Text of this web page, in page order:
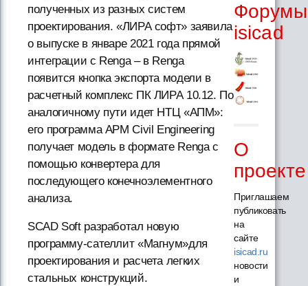
полученных из разных систем
проектирования. «ЛИРА софт» заявила
о выпуске в январе 2021 года прямой
интеграции с Renga – в Renga
появится кнопка экспорта модели в
расчетный комплекс ПК ЛИРА 10.12. По
аналогичному пути идет НТЦ «АПМ»:
его программа APM Civil Engineering
получает модель в формате Renga с
помощью конвертера для
последующего конечноэлементного
анализа.
SCAD Soft разработал новую
программу-сателлит «Магнум»для
проектирования и расчета легких
стальных конструкций.
Форумы
isicad
О
проекте
Приглашаем
публиковать
на
сайте
isicad.ru
новости
и